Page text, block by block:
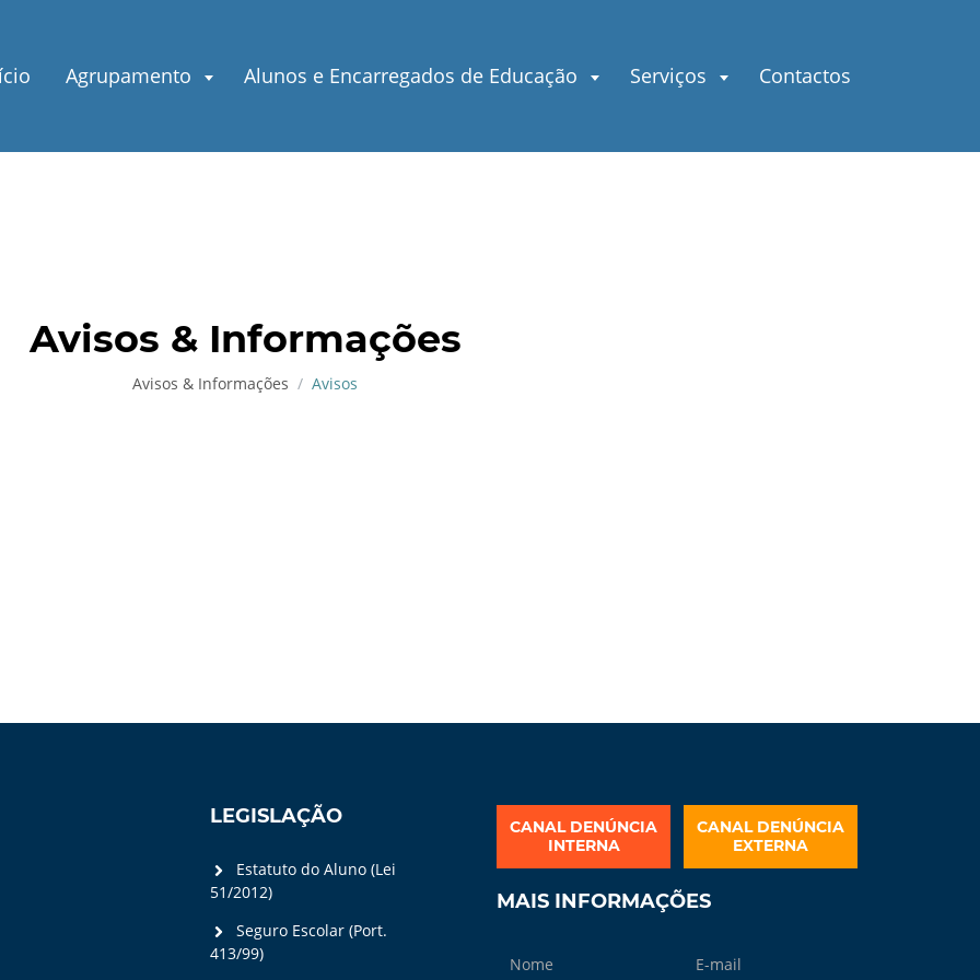
Agrupamento Alunos e Encarregados de Educação Serviços Contactos
Avisos & Informações
Avisos & Informações Avisos
LEGISLAÇÃO
Estatuto do Aluno (Lei
51/2012)
Seguro Escolar (Port.
413/99)
CANAL DENÚNCIA
INTERNA
CANAL DENÚNCIA
EXTERNA
MAIS INFORMAÇÕES